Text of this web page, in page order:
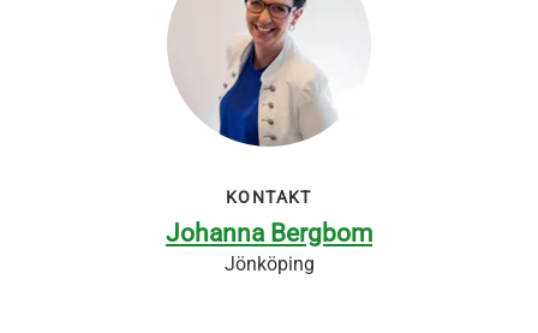
KONTAKT
Johanna Bergbom
Jönköping